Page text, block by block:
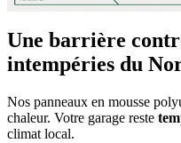
Une barrière
intempéries du
Nos panneaux en mousse
chaleur. Votre garage reste
climat local.